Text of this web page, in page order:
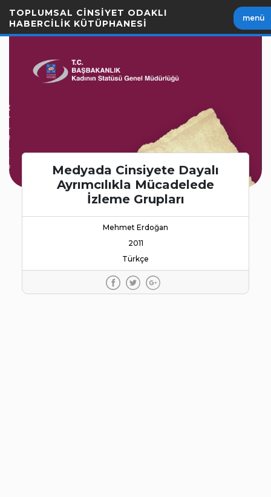
Geç
TOPLUMSAL CİNSİYET ODAKLI
HABERCİLİK KÜTÜPHANESİ
menü
Medyada Cinsiyete Dayalı
Ayrımcılıkla Mücadelede
İzleme Grupları
Mehmet Erdoğan
2011
Türkçe